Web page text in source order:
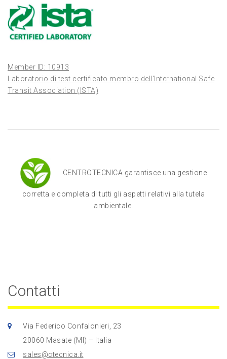
Member ID: 10913
Laboratorio di test certificato membro dell'International Safe
Transit Association (ISTA)
CENTROTECNICA garantisce una gestione
corretta e completa di tutti gli aspetti relativi alla tutela
ambientale.
Contatti
Via Federico Confalonieri, 23
20060 Masate (MI) – Italia
sales@ctecnica.it